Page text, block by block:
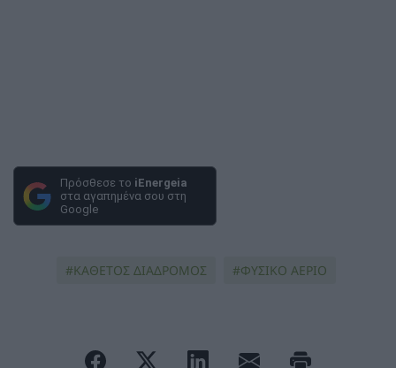
Πρόσθεσε το iEnergeia
στα αγαπημένα σου στη
Google
ΚΑΘΕΤΟΣ ΔΙΑΔΡΟΜΟΣ ΦΥΣΙΚΟ ΑΕΡΙΟ